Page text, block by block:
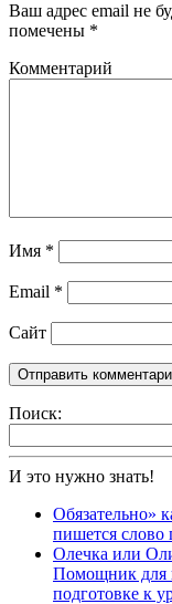
Ваш адрес email не
помечены *
Комментарий
Имя *
Email *
Сайт
Поиск:
И это нужно знать!
Обязательно»
пишется слово
Олечка или
Помощник для
подготовке к